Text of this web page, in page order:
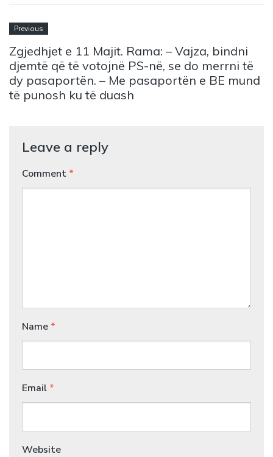
Previous
Zgjedhjet e 11 Majit. Rama: – Vajza, bindni
djemtë që të votojnë PS-në, se do merrni të
dy pasaportën. – Me pasaportën e BE mund
të punosh ku të duash
Leave a reply
Comment *
Name *
Email *
Website